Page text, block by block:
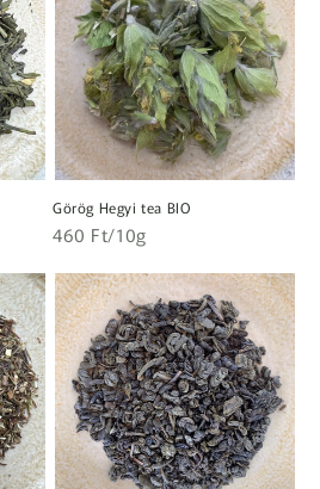
Görög Hegyi tea BIO
Normál
Egységár
460 Ft/10g